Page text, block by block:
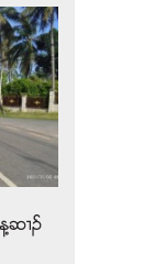
ဆ႕ဥ